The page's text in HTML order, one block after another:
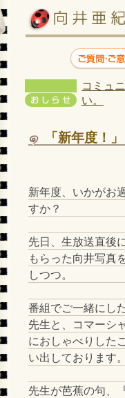
コミュ
い。
「新年度！」
新年度、いかがお
すか？
先日、生放送直後
もらった向井写真
しつつ。
番組でご一緒にし
先生と、コマーシ
におしゃべりした
い出しております
先生が芭蕉の句、